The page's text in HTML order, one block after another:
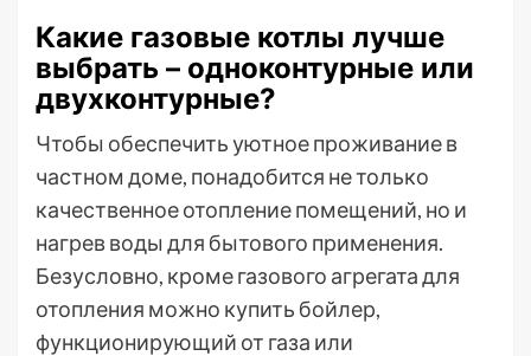
Какие газовые котлы лучше
выбрать – одноконтурные или
двухконтурные?
Чтобы обеспечить уютное проживание в
частном доме, понадобится не только
качественное отопление помещений, но и
нагрев воды для бытового применения.
Безусловно, кроме газового агрегата для
отопления можно купить бойлер,
функционирующий от газа или